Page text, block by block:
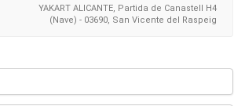
YAKART ALICANTE, Partida de Canastell H4
(Nave) - 03690, San Vicente del Raspeig